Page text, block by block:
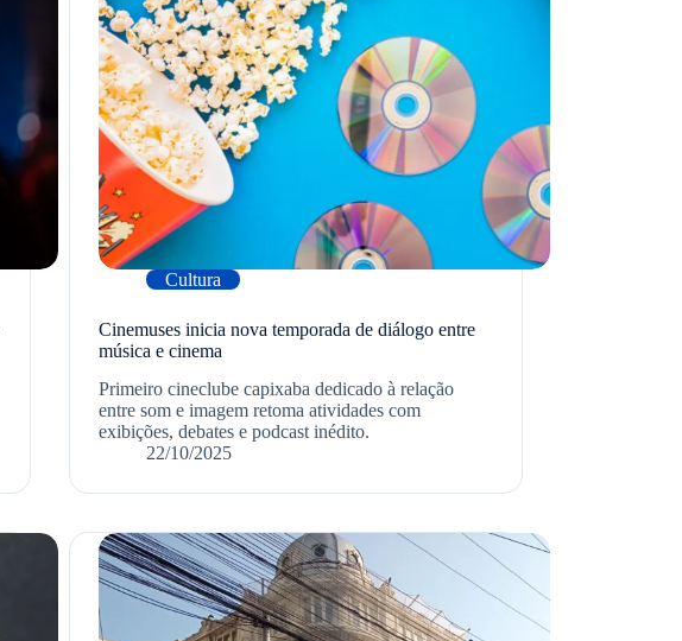
Cultura
Cinemuses inicia nova temporada de diálogo entre
música e cinema
Primeiro cineclube capixaba dedicado à relação
entre som e imagem retoma atividades com
exibições, debates e podcast inédito.
22/10/2025